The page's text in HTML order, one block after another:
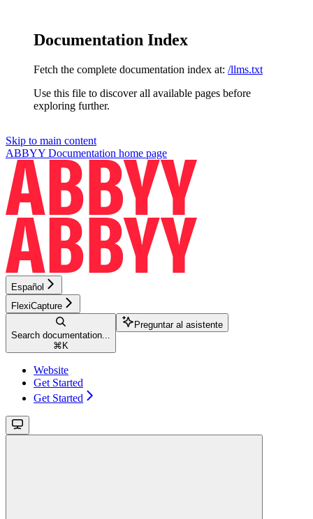
Documentation Index
Fetch the complete documentation index at: /llms.txt
Use this file to discover all available pages before
exploring further.
Skip to main content
ABBYY Documentation home page
Español
FlexiCapture
Search documentation...
⌘ K
Preguntar al asistente
Website
Get Started
Get Started